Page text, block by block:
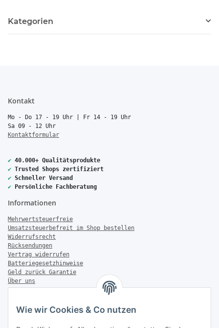
Wie wir Cookies & Co nutzen
Kategorien
Kontakt
Mo - Do 17 - 19 Uhr | Fr 14 - 19 Uhr
Sa 09 - 12 Uhr
Kontaktformular
✔ 40.000+ Qualitätsprodukte
✔ Trusted Shops zertifiziert
✔ Schneller Versand
✔ Persönliche Fachberatung
Informationen
Mehrwertsteuerfreie
Umsatzsteuerbefreit im Shop bestellen
Widerrufsrecht
Rücksendungen
Vertrag widerrufen
Batteriegesetzhinweise
Geld zurück Garantie
Über uns
FAQ
Zahlung & Versand